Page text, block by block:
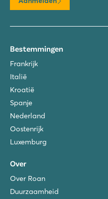
Bestemmingen
Frankrijk
Italië
Kroatië
Spanje
Nederland
Oostenrijk
Luxemburg
Over
Over Roan
Duurzaamheid